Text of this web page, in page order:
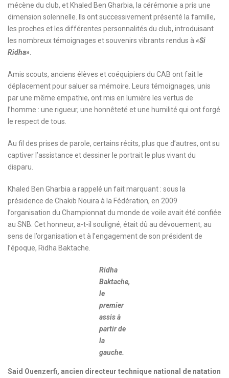
mécène du club, et Khaled Ben Gharbia, la cérémonie a pris une
dimension solennelle. Ils ont successivement présenté la famille,
les proches et les différentes personnalités du club, introduisant
les nombreux témoignages et souvenirs vibrants rendus à «Si
Ridha»
Amis scouts, anciens élèves et coéquipiers du CAB ont fait le
déplacement pour saluer sa mémoire. Leurs témoignages, unis
par une même empathie, ont mis en lumière les vertus de
l’homme : une rigueur, une honnêteté et une humilité qui ont forgé
le respect de tous.
Au fil des prises de parole, certains récits, plus que d’autres, ont su
captiver l’assistance et dessiner le portrait le plus vivant du
disparu.
Khaled Ben Gharbia a rappelé un fait marquant : sous la
présidence de Chakib Nouira à la Fédération, en 2009
l’organisation du Championnat du monde de voile avait été confiée
au SNB. Cet honneur, a-t-il souligné, était dû au dévouement, au
sens de l’organisation et à l’engagement de son président de
l’époque, Ridha Baktache.
Ridha
Baktache,
le
premier
assis à
partir de
la
gauche.
Said Ouenzerfi, ancien directeur technique national de natation